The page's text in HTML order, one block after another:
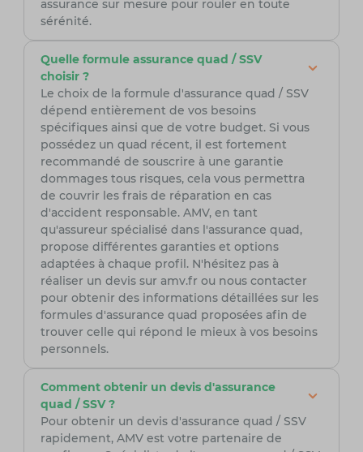
assurance sur mesure pour rouler en toute
sérénité.
Quelle formule assurance quad / SSV
choisir ?
Le choix de la formule d'assurance quad / SSV
dépend entièrement de vos besoins
spécifiques ainsi que de votre budget. Si vous
possédez un quad récent, il est fortement
recommandé de souscrire à une garantie
dommages tous risques, cela vous permettra
de couvrir les frais de réparation en cas
d'accident responsable. AMV, en tant
qu'assureur spécialisé dans l'assurance quad,
propose différentes garanties et options
adaptées à chaque profil. N'hésitez pas à
réaliser un devis sur amv.fr ou nous contacter
pour obtenir des informations détaillées sur les
formules d'assurance quad proposées afin de
trouver celle qui répond le mieux à vos besoins
personnels.
Comment obtenir un devis d'assurance
quad / SSV ?
Pour obtenir un devis d'assurance quad / SSV
rapidement, AMV est votre partenaire de